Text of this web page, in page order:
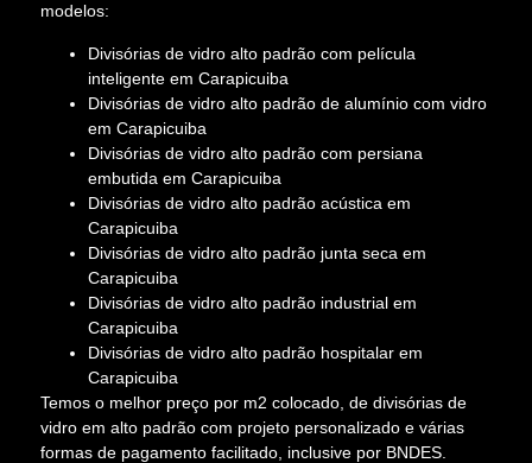
modelos:
Divisórias de vidro alto padrão com película
inteligente em Carapicuiba
Divisórias de vidro alto padrão de alumínio com vidro
em Carapicuiba
Divisórias de vidro alto padrão com persiana
embutida em Carapicuiba
Divisórias de vidro alto padrão acústica em
Carapicuiba
Divisórias de vidro alto padrão junta seca em
Carapicuiba
Divisórias de vidro alto padrão industrial em
Carapicuiba
Divisórias de vidro alto padrão hospitalar em
Carapicuiba
Temos o melhor preço por m2 colocado, de divisórias de
vidro em alto padrão com projeto personalizado e várias
formas de pagamento facilitado, inclusive por BNDES.